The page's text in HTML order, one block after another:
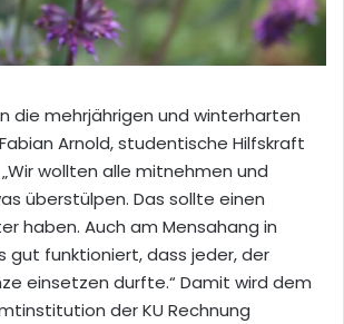
die mehrjährigen und winterharten
Arnold, studentische Hilfskraft
wollten alle mitnehmen und
überstülpen. Das sollte einen
haben. Auch am Mensahang in
gut funktioniert, dass jeder, der
einsetzen durfte.“ Damit wird dem
der KU Rechnung